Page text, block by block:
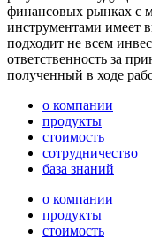
финансовых рынках с
инструментами имеет
подходит не всем
ответственность за
полученный в ходе
о компании
продукты
стоимость
сотрудничество
база знаний
о компании
продукты
стоимость